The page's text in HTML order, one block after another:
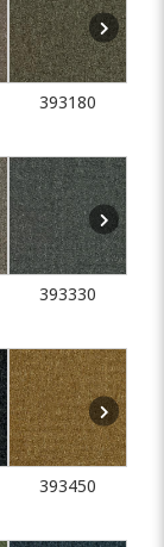
393180
393330
393450